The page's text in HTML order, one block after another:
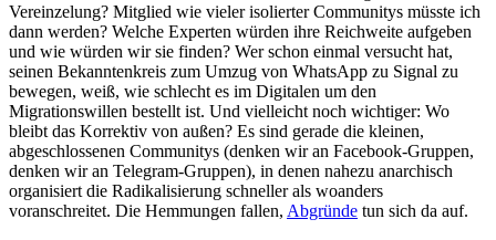
Vereinzelung? Mitglied wie vieler isolierter Communitys müsste ich
dann werden? Welche Experten würden ihre Reichweite aufgeben
und wie würden wir sie finden? Wer schon einmal versucht hat,
seinen Bekanntenkreis zum Umzug von WhatsApp zu Signal zu
bewegen, weiß, wie schlecht es im Digitalen um den
Migrationswillen bestellt ist. Und vielleicht noch wichtiger: Wo
bleibt das Korrektiv von außen? Es sind gerade die kleinen,
abgeschlossenen Communitys (denken wir an Facebook-Gruppen,
denken wir an Telegram-Gruppen), in denen nahezu anarchisch
organisiert die Radikalisierung schneller als woanders
voranschreitet. Die Hemmungen fallen, Abgründe tun sich da auf.